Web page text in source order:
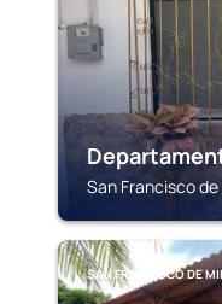
San Francisco
SAN FRANCISCO DE